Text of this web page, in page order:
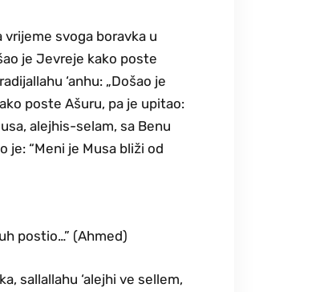
vrijeme svoga boravka u
je Jevreje kako poste
‘anhu: „Došao je
poste Ašuru, pa je upitao:
alejhis-selam, sa Benu
je: “Meni je Musa bliži od
postio…” (Ahmed)
sallallahu ‘alejhi ve sellem,